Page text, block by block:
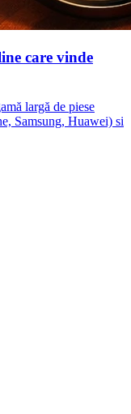
care vinde
largă de piese
Samsung, Huawei) si